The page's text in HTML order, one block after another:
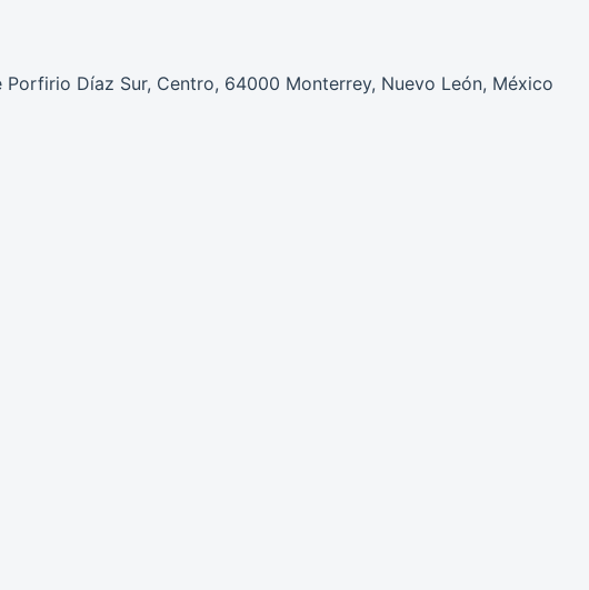
Díaz Sur, Centro, 64000 Monterrey, Nuevo León, México